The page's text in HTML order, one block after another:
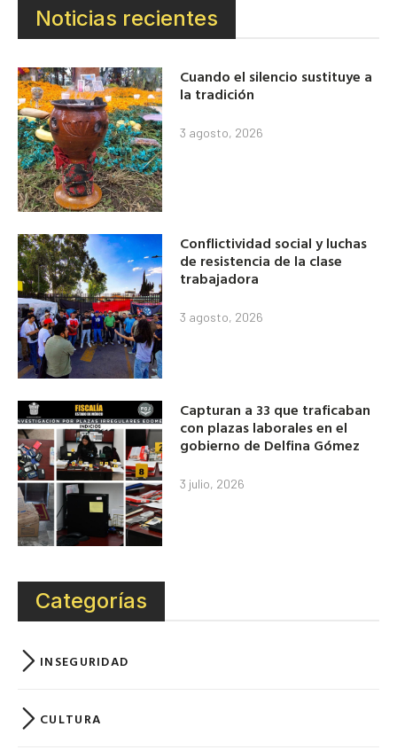
Noticias recientes
Cuando el silencio sustituye a
la tradición
3 agosto, 2026
Conflictividad social y luchas
de resistencia de la clase
trabajadora
3 agosto, 2026
Capturan a 33 que traficaban
con plazas laborales en el
gobierno de Delfina Gómez
3 julio, 2026
Categorías
INSEGURIDAD
CULTURA